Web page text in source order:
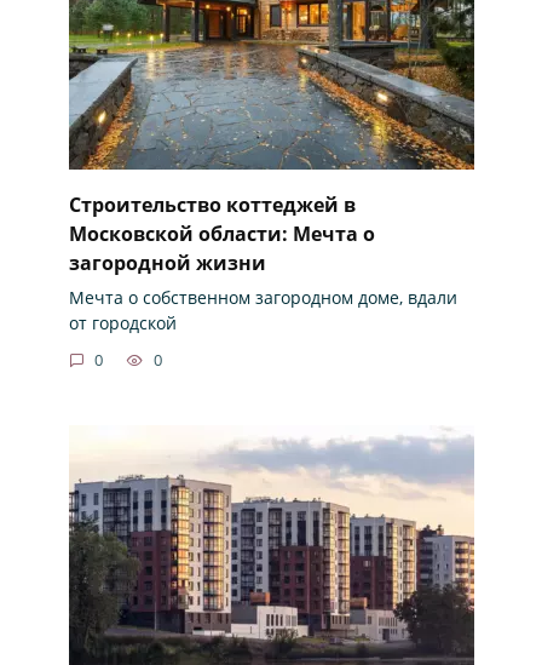
Строительство коттеджей в
Московской области: Мечта о
загородной жизни
Мечта о собственном загородном доме, вдали
от городской
0 0